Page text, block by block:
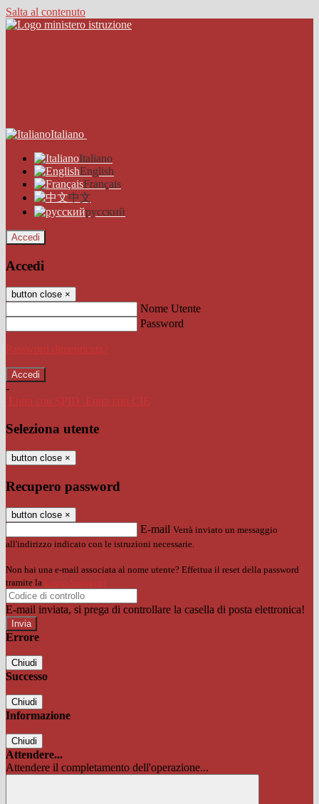
Salta al contenuto
Italiano
Italiano
English
Français
中文
русский
Accedi
Accedi
button close ×
Nome Utente
Password
Password dimenticata?
-
Entra con SPID
Entra con CIE
Seleziona utente
button close ×
Recupero password
button close ×
E-mail Verrà inviato un messaggio
all'indirizzo indicato con le istruzioni necessarie.
Non hai una e-mail associata al nome utente? Effettua il reset della password
tramite la Login Spaggiari
E-mail inviata, si prega di controllare la casella di posta elettronica!
Errore
Chiudi
Successo
Chiudi
Informazione
Chiudi
Attendere...
Attendere il completamento dell'operazione...